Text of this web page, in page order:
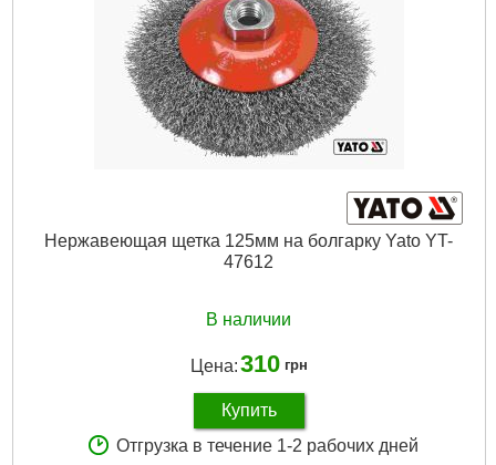
Нержавеющая щетка 125мм на болгарку Yato YT-
47612
В наличии
Цена:310 грн
Купить
Отгрузка в течение 1-2 рабочих дней